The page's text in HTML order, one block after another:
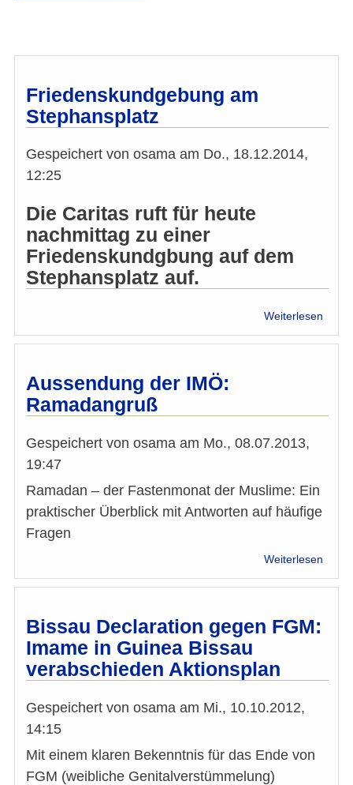
Friedenskundgebung am
Stephansplatz
Gespeichert von osama am Do., 18.12.2014,
12:25
Die Caritas ruft für heute
nachmittag zu einer
Friedenskundgbung auf dem
Stephansplatz auf.
Weiterlesen
am
Aussendung der IMÖ:
Ramadangruß
Gespeichert von osama am Mo., 08.07.2013,
19:47
Ramadan – der Fastenmonat der Muslime: Ein
praktischer Überblick mit Antworten auf häufige
Fragen
Weiterlesen
der
Bissau Declaration gegen FGM:
Imame in Guinea Bissau
verabschieden Aktionsplan
Gespeichert von osama am Mi., 10.10.2012,
14:15
Mit einem klaren Bekenntnis für das Ende von
FGM (weibliche Genitalverstümmelung)